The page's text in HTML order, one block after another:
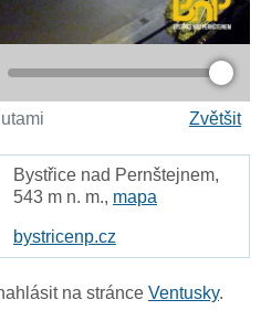
Zvětšit
Bystřice nad Pernštejnem,
543 m n. m., mapa
bystricenp.cz
na stránce Ventusky.